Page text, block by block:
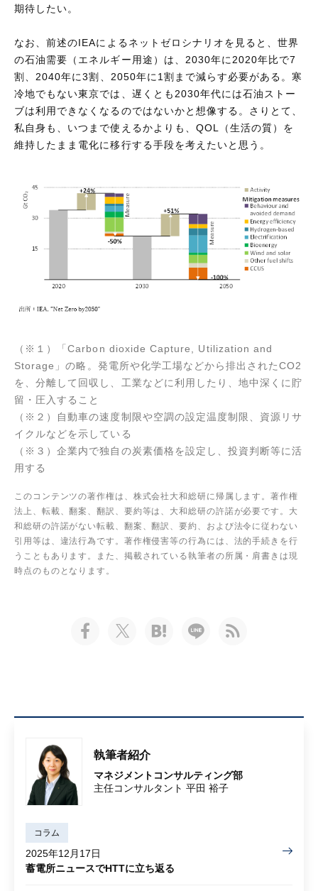
期待したい。
なお、前述のIEAによるネットゼロシナリオを見ると、世界
の石油需要（エネルギー用途）は、2030年に2020年比で7
割、2040年に3割、2050年に1割まで減らす必要がある。寒
冷地でもない東京では、遅くとも2030年代には石油ストー
ブは利用できなくなるのではないかと想像する。さりとて、
私自身も、いつまで使えるかよりも、QOL（生活の質）を
維持したまま電化に移行する手段を考えたいと思う。
（※１）「Carbon dioxide Capture, Utilization and
Storage」の略。発電所や化学工場などから排出されたCO2
を、分離して回収し、工業などに利用したり、地中深くに貯
留・圧入すること
（※２）自動車の速度制限や空調の設定温度制限、資源リサ
イクルなどを示している
（※３）企業内で独自の炭素価格を設定し、投資判断等に活
用する
このコンテンツの著作権は、株式会社大和総研に帰属します。著作権
法上、転載、翻案、翻訳、要約等は、大和総研の許諾が必要です。大
和総研の許諾がない転載、翻案、翻訳、要約、および法令に従わない
引用等は、違法行為です。著作権侵害等の行為には、法的手続きを行
うこともあります。また、掲載されている執筆者の所属・肩書きは現
時点のものとなります。
執筆者紹介
マネジメントコンサルティング部
主任コンサルタント 平田 裕子
コラム
2025年12月17日
蓄電所ニュースでHTTに立ち返る